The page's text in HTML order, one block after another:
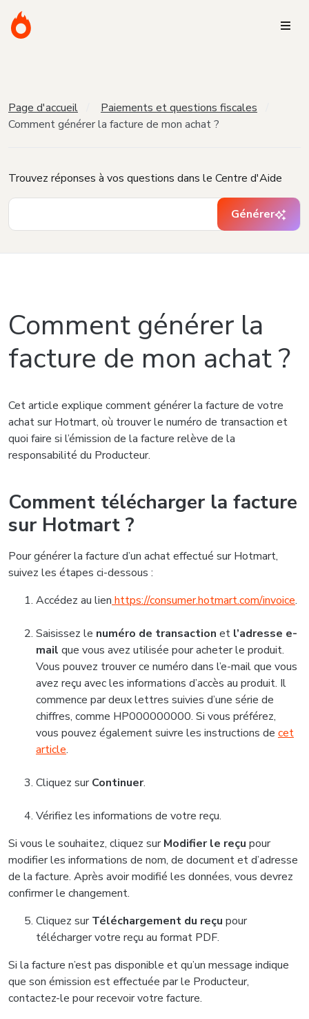
Page d'accueil
Paiements et questions fiscales
Comment générer la facture de mon achat ?
Trouvez réponses à vos questions dans le Centre d'Aide
Générer
Comment générer la
facture de mon achat ?
Cet article explique comment générer la facture de votre
achat sur Hotmart, où trouver le numéro de transaction et
quoi faire si l’émission de la facture relève de la
responsabilité du Producteur.
Comment télécharger la facture
sur Hotmart ?
Pour générer la facture d’un achat effectué sur Hotmart,
suivez les étapes ci-dessous :
Accédez au lien https://consumer.hotmart.com/invoice.
Saisissez le numéro de transaction et l’adresse e-
mail que vous avez utilisée pour acheter le produit.
Vous pouvez trouver ce numéro dans l’e-mail que vous
avez reçu avec les informations d’accès au produit. Il
commence par deux lettres suivies d’une série de
chiffres, comme HP000000000. Si vous préférez,
vous pouvez également suivre les instructions de cet
article.
Cliquez surContinuer.
Vérifiez les informations de votre reçu.
Si vous le souhaitez, cliquez surModifier le reçu pour
modifier les informations de nom, de document et d’adresse
de la facture. Après avoir modifié les données, vous devrez
confirmer le changement.
Cliquez surTéléchargement du reçu pour
télécharger votre reçu au format PDF.
Si la facture n’est pas disponible et qu’un message indique
que son émission est effectuée par le Producteur,
contactez-le pour recevoir votre facture.